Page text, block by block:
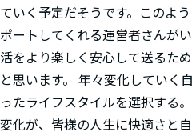
ていく予定だそうです。このよ
ポートしてくれる運営者さんが
活をより楽しく安心して送るた
と思います。 年々変化していく
ったライフスタイルを選択する
変化が、皆様の人生に快適さと